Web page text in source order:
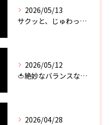
2026/05/13
サクッと、じゅわっと。瀬戸内が香るカキフライ
2026/05/12
🍅絶妙なバランスなのに最高な一品🥗
2026/04/28